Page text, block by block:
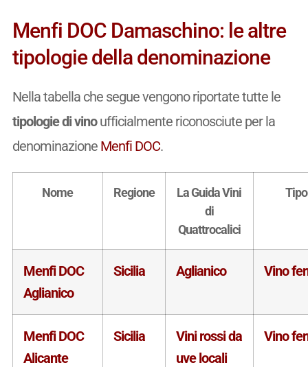
Menfi DOC Damaschino: le altre
tipologie della denominazione
Nella tabella che segue vengono riportate tutte le
tipologie di vinoufficialmente riconosciute per la
denominazione Menfi DOC.
Nome Regione
La Guida Vini
di
Quattrocalici
Tipo
Menfi DOC
Aglianico
Sicilia Aglianico Vino
Menfi DOC
Alicante
Sicilia
Vini rossi da
uve locali
Vino